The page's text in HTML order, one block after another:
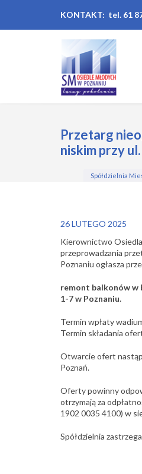
KONTAKT: tel. 61
Przetarg
niskim przy
Spółdzielnia
26 LUTEGO 2025
Kierownictwo Osiedla
przeprowadzania
Poznaniu ogłasza
remont balkonów w
1-7 w Poznaniu.
Termin wpłaty
Termin składania
Otwarcie ofert
Poznań.
Oferty powinny
otrzymają za
1902 0035 4100) w
Spółdzielnia